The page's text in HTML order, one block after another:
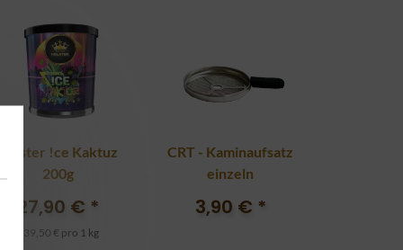
Holster !ce Kaktuz
200g
27,90 € *
139,50 € pro 1 kg
CRT - Kaminaufsatz
einzeln
3,90 € *